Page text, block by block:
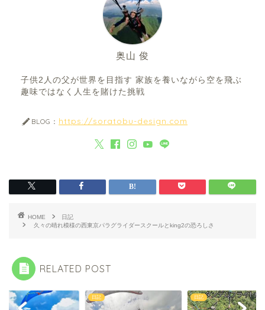
奥山 俊
子供2人の父が世界を目指す 家族を養いながら空を飛ぶ
趣味ではなく人生を賭けた挑戦
BLOG： https://soratobu-design.com
HOME
日記
久々の晴れ模様の西東京パラグライダースクールとking2の恐ろしさ
RELATED POST
日記 日記